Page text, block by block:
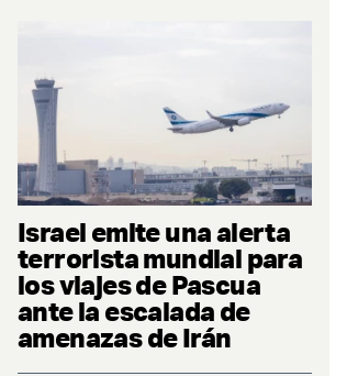
Israel emite una alerta
terrorista mundial para
los viajes de Pascua
ante la escalada de
amenazas de Irán